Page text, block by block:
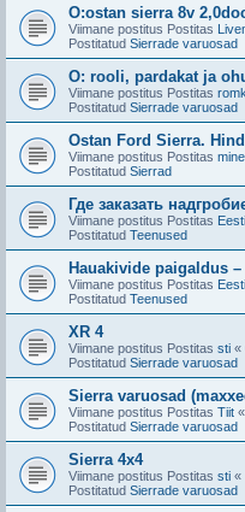
O:ostan sierra 8v
Viimane postitus Postitas
Postitatud Sierrade varuosad
O: rooli, pardakat ja
Viimane postitus Postitas
Postitatud Sierrade varuosad
Ostan Ford Sierra.
Viimane postitus Postitas
Postitatud Sierrad
Где заказать
Viimane postitus Postitas
Postitatud Teenused
Hauakivide paigaldus
Viimane postitus Postitas
Postitatud Teenused
XR 4
Viimane postitus Postitas sti «
Postitatud Sierrade varuosad
Sierra varuosad
Viimane postitus Postitas Tiit «
Postitatud Sierrade varuosad
Sierra 4x4
Viimane postitus Postitas sti «
Postitatud Sierrade varuosad